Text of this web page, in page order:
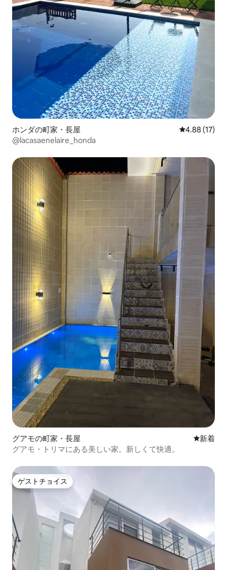
ホンダの町家・長屋 レビュー17
4.88 (17)
@lacasaenelaire_honda
グアモの町家・長屋 新しい宿
新着
グアモ・トリマにある美しい家。新しくて快適。
ゲストチョイス
ゲストチョイス